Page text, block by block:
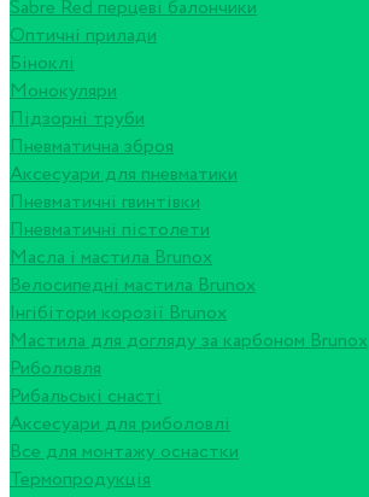
Sabre Red перцеві балончики
Оптичні прилади
Біноклі
Монокуляри
Підзорні труби
Пневматична зброя
Аксесуари для пневматики
Пневматичні гвинтівки
Пневматичні пістолети
Масла і мастила Brunox
Велосипедні мастила Brunox
Інгібітори корозії Brunox
Мастила для догляду за карбоном Brunox
Риболовля
Рибальські снасті
Аксесуари для риболовлі
Все для монтажу оснастки
Термопродукція